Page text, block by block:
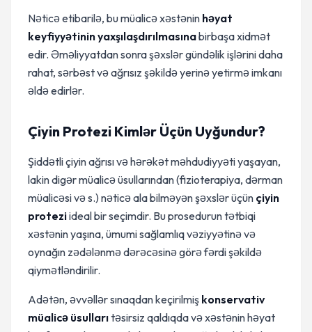
Nəticə etibarilə, bu müalicə xəstənin həyat
keyfiyyətinin yaxşılaşdırılmasınabirbaşa xidmət
edir. Əməliyyatdan sonra şəxslər gündəlik işlərini daha
rahat, sərbəst və ağrısız şəkildə yerinə yetirmə imkanı
əldə edirlər.
Çiyin Protezi Kimlər Üçün Uyğundur?
Şiddətli çiyin ağrısı və hərəkət məhdudiyyəti yaşayan,
lakin digər müalicə üsullarından (fizioterapiya, dərman
müalicəsi və s.) nəticə ala bilməyən şəxslər üçün çiyin
proteziideal bir seçimdir. Bu prosedurun tətbiqi
xəstənin yaşına, ümumi sağlamlıq vəziyyətinə və
oynağın zədələnmə dərəcəsinə görə fərdi şəkildə
qiymətləndirilir.
Adətən, əvvəllər sınaqdan keçirilmiş konservativ
müalicə üsullarıtəsirsiz qaldıqda və xəstənin həyat